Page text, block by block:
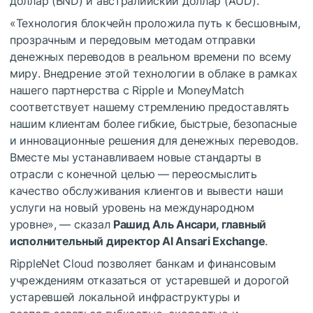
«Технология блокчейн проложила путь к бесшовным,
прозрачным и передовым методам отправки
денежных переводов в реальном времени по всему
миру. Внедрение этой технологии в облаке в рамках
нашего партнерства с Ripple и MoneyMatch
соответствует нашему стремлению предоставлять
нашим клиентам более гибкие, быстрые, безопасные
и инновационные решения для денежных переводов.
Вместе мы устанавливаем новые стандарты в
отрасли с конечной целью — переосмыслить
качество обслуживания клиентов и вывести наши
услуги на новый уровень на международном
уровне», — сказал Рашид Аль Ансари, главный
исполнительный директор Al Ansari Exchange.
RippleNet Cloud позволяет банкам и финансовым
учреждениям отказаться от устаревшей и дорогой
устаревшей локальной инфраструктуры и